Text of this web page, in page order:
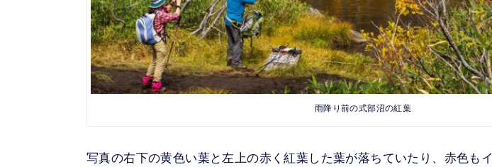
雨降り前の式部沼の紅葉
写真の右下の黄色い葉と左上の赤く紅葉した葉が落ちていたり、赤色もイ